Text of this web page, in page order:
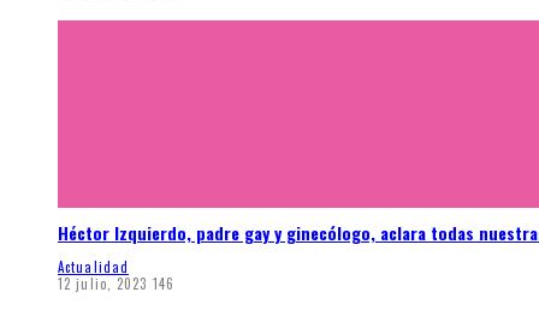
Héctor Izquierdo, padre gay y ginecólogo, aclara todas
Actualidad
12 julio, 2023 146